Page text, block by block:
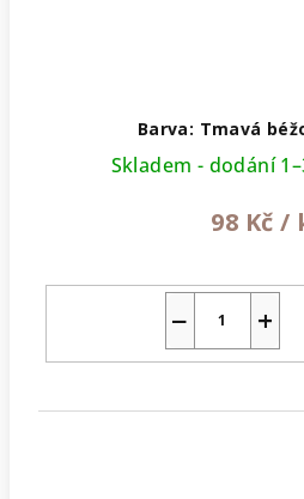
Barva: Tmavá
Skladem - dodání
98 Kč /
+
−